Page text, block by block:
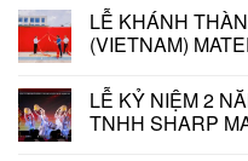
LỄ KHÁNH
(VIETNAM)
LỄ KỶ NIỆM 2
TNHH SHARP